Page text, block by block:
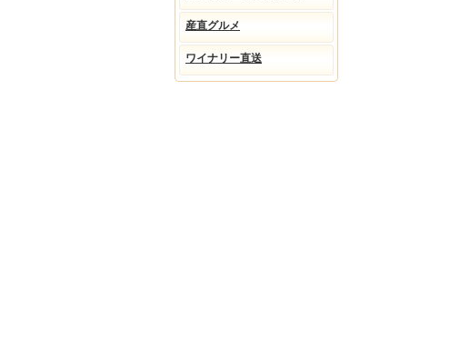
産直グルメ
ワイナリー直送